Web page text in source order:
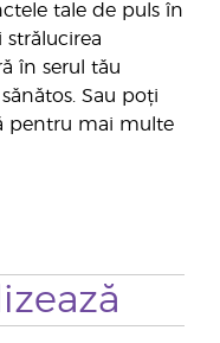
tale de puls în
în serul tău
Sau poți
pentru mai multe